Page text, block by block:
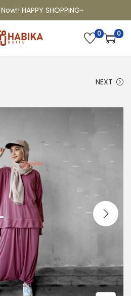
HAPPY SHOPPING~
0 0
NEXT